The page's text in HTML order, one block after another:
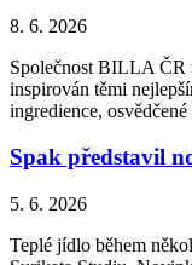
8. 6. 2026
Společnost BILLA ČR
inspirován těmi
ingredience,
Spak představil
5. 6. 2026
Teplé jídlo během